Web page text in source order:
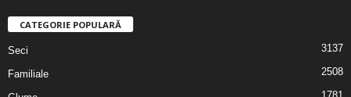
CATEGORIE POPULARĂ
Seci 3137
Familiale 2508